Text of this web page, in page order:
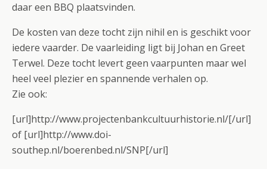
daar een BBQ plaatsvinden.
De kosten van deze tocht zijn nihil en is geschikt voor
iedere vaarder. De vaarleiding ligt bij Johan en Greet
Terwel. Deze tocht levert geen vaarpunten maar wel
heel veel plezier en spannende verhalen op.
Zie ook:
[url]http://www.projectenbankcultuurhistorie.nl/[/url]
of [url]http://www.doi-
southep.nl/boerenbed.nl/SNP[/url]